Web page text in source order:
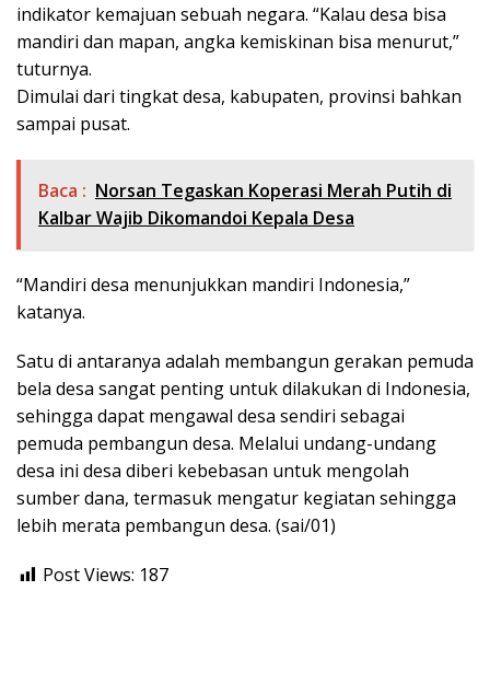
indikator kemajuan sebuah negara. “Kalau desa bisa
mandiri dan mapan, angka kemiskinan bisa menurut,”
tuturnya.
Dimulai dari tingkat desa, kabupaten, provinsi bahkan
sampai pusat.
Baca : Norsan Tegaskan Koperasi Merah Putih di
Kalbar Wajib Dikomandoi Kepala Desa
“Mandiri desa menunjukkan mandiri Indonesia,”
katanya.
Satu di antaranya adalah membangun gerakan pemuda
bela desa sangat penting untuk dilakukan di Indonesia,
sehingga dapat mengawal desa sendiri sebagai
pemuda pembangun desa. Melalui undang-undang
desa ini desa diberi kebebasan untuk mengolah
sumber dana, termasuk mengatur kegiatan sehingga
lebih merata pembangun desa. (sai/01)
Post Views: 187